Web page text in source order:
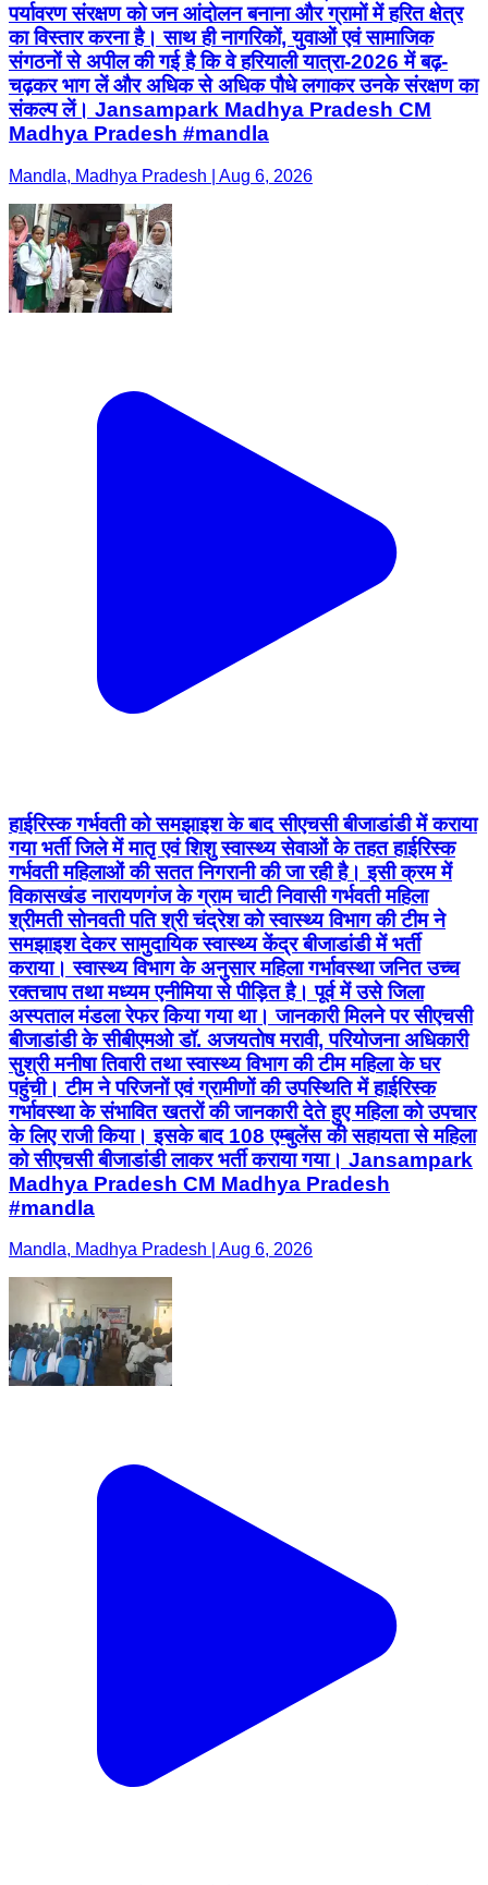
पर्यावरण संरक्षण को जन आंदोलन बनाना और ग्रामों में हरित क्षेत्र
का विस्तार करना है। साथ ही नागरिकों, युवाओं एवं सामाजिक
संगठनों से अपील की गई है कि वे हरियाली यात्रा-2026 में बढ़-
चढ़कर भाग लें और अधिक से अधिक पौधे लगाकर उनके संरक्षण का
संकल्प लें। Jansampark Madhya Pradesh CM
Madhya Pradesh #mandla
Mandla, Madhya Pradesh | Aug 6, 2026
हाईरिस्क गर्भवती को समझाइश के बाद सीएचसी बीजाडांडी में कराया
गया भर्ती जिले में मातृ एवं शिशु स्वास्थ्य सेवाओं के तहत हाईरिस्क
गर्भवती महिलाओं की सतत निगरानी की जा रही है। इसी क्रम में
विकासखंड नारायणगंज के ग्राम चाटी निवासी गर्भवती महिला
श्रीमती सोनवती पति श्री चंद्रेश को स्वास्थ्य विभाग की टीम ने
समझाइश देकर सामुदायिक स्वास्थ्य केंद्र बीजाडांडी में भर्ती
कराया। स्वास्थ्य विभाग के अनुसार महिला गर्भावस्था जनित उच्च
रक्तचाप तथा मध्यम एनीमिया से पीड़ित है। पूर्व में उसे जिला
अस्पताल मंडला रेफर किया गया था। जानकारी मिलने पर सीएचसी
बीजाडांडी के सीबीएमओ डॉ. अजयतोष मरावी, परियोजना अधिकारी
सुश्री मनीषा तिवारी तथा स्वास्थ्य विभाग की टीम महिला के घर
पहुंची। टीम ने परिजनों एवं ग्रामीणों की उपस्थिति में हाईरिस्क
गर्भावस्था के संभावित खतरों की जानकारी देते हुए महिला को उपचार
के लिए राजी किया। इसके बाद 108 एम्बुलेंस की सहायता से महिला
को सीएचसी बीजाडांडी लाकर भर्ती कराया गया। Jansampark
Madhya Pradesh CM Madhya Pradesh
#mandla
Mandla, Madhya Pradesh | Aug 6, 2026